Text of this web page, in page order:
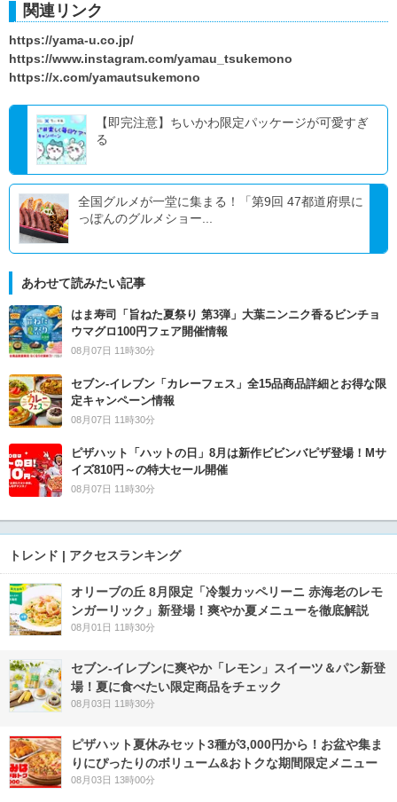
関連リンク
https://yama-u.co.jp/
https://www.instagram.com/yamau_tsukemono
https://x.com/yamautsukemono
【即完注意】ちいかわ限定パッケージが可愛すぎ
る
全国グルメが一堂に集まる！「第9回 47都道府県に
っぽんのグルメショー...
あわせて読みたい記事
はま寿司「旨ねた夏祭り 第3弾」大葉ニンニク香るビンチョ
ウマグロ100円フェア開催情報
08月07日 11時30分
セブン‐イレブン「カレーフェス」全15品商品詳細とお得な限
定キャンペーン情報
08月07日 11時30分
ピザハット「ハットの日」8月は新作ビビンバピザ登場！Mサ
イズ810円～の特大セール開催
08月07日 11時30分
トレンド | アクセスランキング
オリーブの丘 8月限定「冷製カッペリーニ 赤海老のレモ
ンガーリック」新登場！爽やか夏メニューを徹底解説
08月01日 11時30分
セブン‐イレブンに爽やか「レモン」スイーツ＆パン新登
場！夏に食べたい限定商品をチェック
08月03日 11時30分
ピザハット夏休みセット3種が3,000円から！お盆や集ま
りにぴったりのボリューム&おトクな期間限定メニュー
08月03日 13時00分